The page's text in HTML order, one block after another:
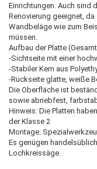
Einrichtungen. Auch sind
Renovierung geeignet,
Wandbeläge wie zum
müssen.
Aufbau der Platte
-Sichtseite mit einer
-Stabiler Kern aus
-Rückseite glatte, weiße
Die Oberfläche ist
sowie abriebfest,
Hinweis: Die Platten
der Klasse 2
Montage:
Es genügen
Lochkreissäge.